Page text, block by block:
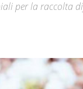
per la raccolta